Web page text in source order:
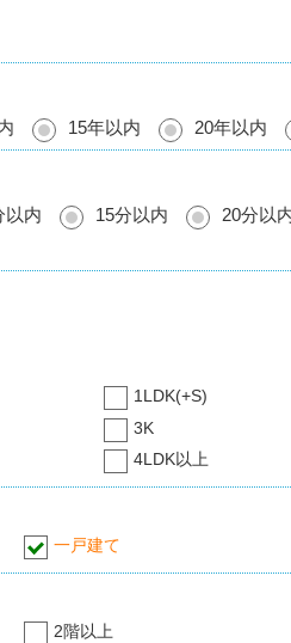
15年以内 20年以内
以内 15分以内 20分以
1LDK(+S)
3K
4LDK以上
一戸建て
2階以上